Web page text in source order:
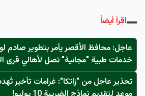
اقرأ أيضاً
عاجل: محافظ الأقصر يأمر بتطوير صادم
خدمات طبية "مجانية" تصل لأهالي قرى
تحذير عاجل من "زاتكا": غرامات تأخير